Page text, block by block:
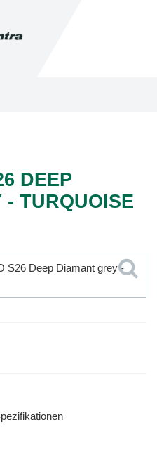
DEEP
TURQUOISE